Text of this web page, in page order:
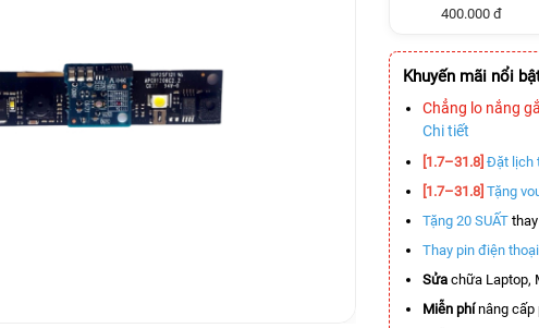
400.000 đ
Khuyến mãi nổi
Chẳng lo nắng
Chi tiết
[1.7–31.8] Đặt lịch
[1.7–31.8] Tặng
Tặng 20 SUẤT
Thay pin điện
Sửa chữa Laptop,
Miễn phínâng cấp